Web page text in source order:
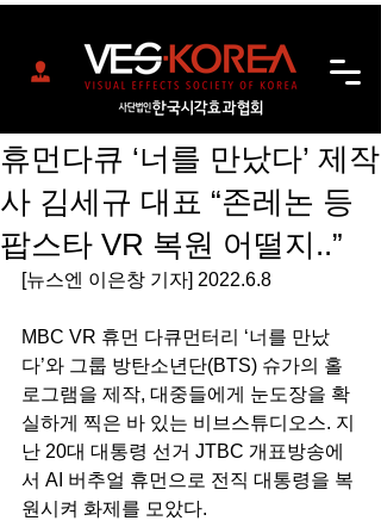
휴먼다큐 ‘너를 만났다’ 제작
사 김세규 대표 “존레논 등
팝스타 VR 복원 어떨지..”
[뉴스엔 이은창 기자] 2022.6.8
MBC VR 휴먼 다큐먼터리 ‘너를 만났
다’와 그룹 방탄소년단(BTS) 슈가의 홀
로그램을 제작, 대중들에게 눈도장을 확
실하게 찍은 바 있는 비브스튜디오스. 지
난 20대 대통령 선거 JTBC 개표방송에
서 AI 버추얼 휴먼으로 전직 대통령을 복
원시켜 화제를 모았다.